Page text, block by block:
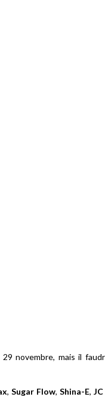
novembre, mais il
, Sugar Flow, Shina-E,